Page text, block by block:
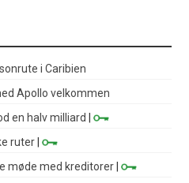
i Caribien
Apollo velkommen
en halv milliard
|
ruter |
møde med kreditorer |